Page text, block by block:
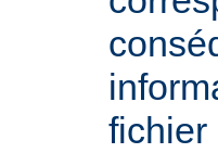
fichier